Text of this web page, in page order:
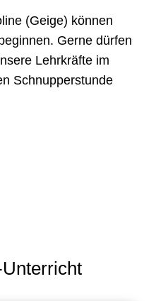
(Geige) können
Gerne dürfen
Lehrkräfte im
Schnupperstunde